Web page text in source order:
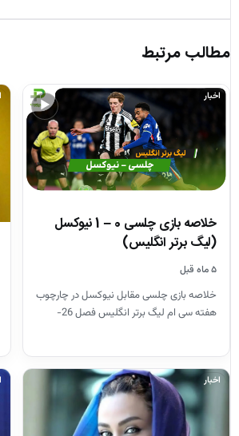
مطالب مرتبط
▶
اخبار
خلاصه بازی چلسی 0 – 1 نیوکسل
(لیگ برتر انگلیس)
۵ ماه قبل
خلاصه بازی چلسی مقابل نیوکسل در چارچوب
هفته سی ام لیگ برتر انگلیس فصل 26-
اخبار